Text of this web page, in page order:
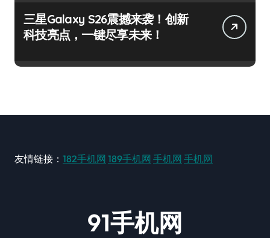
三星Galaxy S26震撼来袭！创新
科技亮点，一键尽享未来！
友情链接： 182手机网 189手机网 手机网 手机网
91手机网